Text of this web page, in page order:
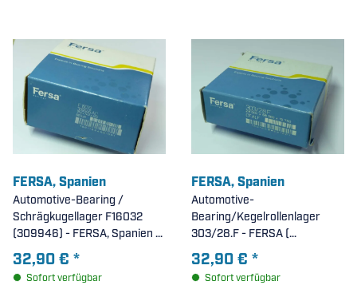
FERSA, Spanien
Automotive-Bearing /
Schrägkugellager F16032
(309946) - FERSA, Spanien -
zweireihig ( 37x74x45mm )
32,90 € *
Sofort verfügbar
FERSA, Spanien
Automotive-
Bearing/Kegelrollenlager
303/28.F - FERSA (
28x68x19,75mm )
32,90 € *
Sofort verfügbar